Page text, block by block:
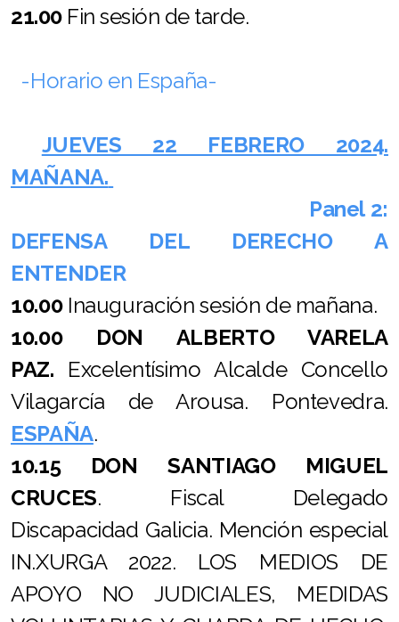
21.00 Fin sesión de tarde.
-Horario en España-
JUEVES 22 FEBRERO 2024.
MAÑANA.
Panel 2:
DEFENSA DEL DERECHO A
ENTENDER
10.00Inauguración sesión de mañana.
10.00 DON ALBERTO VARELA
PAZ. Excelentísimo Alcalde Concello
Vilagarcía de Arousa. Pontevedra.
ESPAÑA.
10.15 DON SANTIAGO MIGUEL
CRUCES. Fiscal Delegado
Discapacidad Galicia. Mención especial
IN.XURGA 2022. LOS MEDIOS DE
APOYO NO JUDICIALES, MEDIDAS